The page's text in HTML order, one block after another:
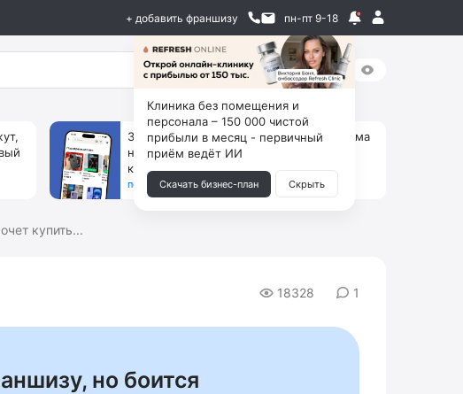
+ добавить франшизу пн-пт 9-18
За 90 тыс. открой магазин на Авито, дома
ни коробок, ни товара, ни склада, зато
каждый месяц +125 тыс. чистыми
получить бизнес-план ↓
купить...
18328 1
но боится
Клиника без помещения и
персонала – 150 000 чистой
прибыли в месяц - первичный
приём ведёт ИИ
Скачать бизнес-план Скрыть